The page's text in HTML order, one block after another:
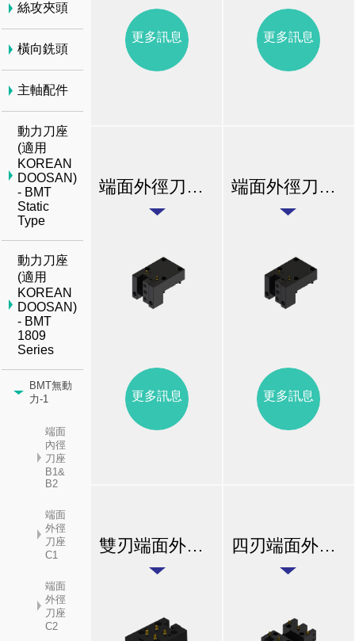
更多訊息 更多訊息
端面外徑刀座 C2
更多訊息
端面外徑刀座 C2 6525
更多訊息
雙刃端面外徑刀座 CD1 四刃端面外徑刀座 CD2
絲攻夾頭
橫向銑頭
主軸配件
動力刀座
(適用
KOREAN
DOOSAN)
- BMT
Static
Type
動力刀座
(適用
KOREAN
DOOSAN)
- BMT
1809
Series
BMT無動
力-1
端面
內徑
刀座
B1&
B2
端面
外徑
刀座
C1
端面
外徑
刀座
C2